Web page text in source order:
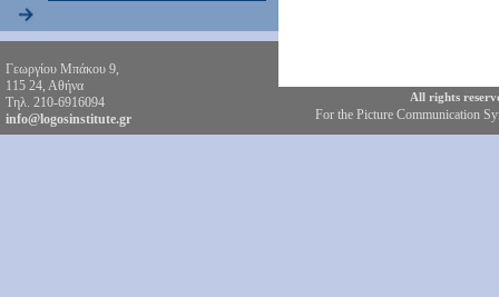
Γεωργίου Μπάκου 9,
115 24, Αθήνα
Τηλ. 210-6916094
info@logosinstitute.gr
All rights
For the Picture Communication